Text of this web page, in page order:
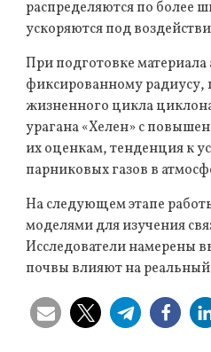
распределяются по более
ускоряются под
При подготовке
фиксированному
жизненного цикла
урагана «Хелен» с
их оценкам, тенденция к
парниковых газов в
На следующем этапе
моделями для изучения
Исследователи намерены
почвы влияют на